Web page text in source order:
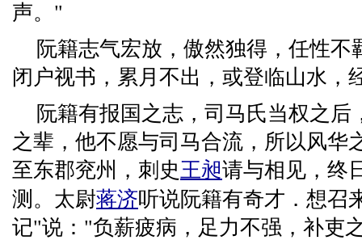
声。"
阮籍志气宏放，傲然独得，任性
闭户视书，累月不出，或登临山水，
阮籍有报国之志，司马氏当权之
之辈，他不愿与司马合流，所以风华
至东郡兖州，刺史王昶请与相见，终
测。太尉蒋济听说阮籍有奇才．想召
记"说："负薪疲病，足力不强，补吏